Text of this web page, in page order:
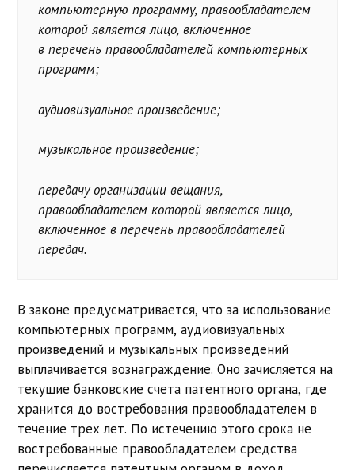
компьютерную программу, правообладателем
которой является лицо, включенное
в перечень правообладателей компьютерных
программ;
аудиовизуальное произведение;
музыкальное произведение;
передачу организации вещания,
правообладателем которой является лицо,
включенное в перечень правообладателей
передач.
В законе предусматривается, что за использование
компьютерных программ, аудиовизуальных
произведений и музыкальных произведений
выплачивается вознаграждение. Оно зачисляется на
текущие банковские счета патентного органа, где
хранится до востребования правообладателем в
течение трех лет. По истечению этого срока не
востребованные правообладателем средства